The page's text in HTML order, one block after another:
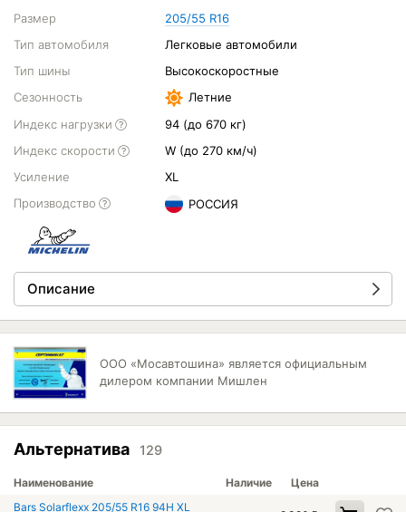
Размер
205/55 R16
Тип автомобиля
Легковые автомобили
Тип шины
Высокоскоростные
Сезонность
Летние
Индекс нагрузки
94 (до 670 кг)
Индекс скорости
W (до 270 км/ч)
Усиление
XL
Производство
РОССИЯ
Описание
ООО «Мосавтошина» является официальным
дилером компании Мишлен
Альтернатива 129
Наименование Наличие
Цена
Bars Solarflexx 205/55 R16 94H XL